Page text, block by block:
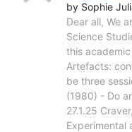
by Sophie
Dear all, We
Science
this
Artefacts:
be three
(1980) - Do
27.1.25
Experimental